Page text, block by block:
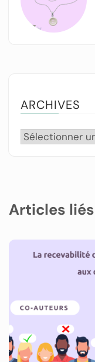
ARCHIVES
Articles liés